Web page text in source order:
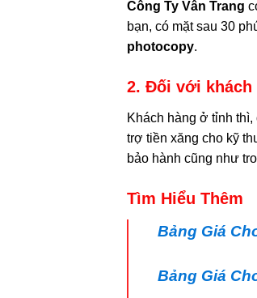
Công Ty Vân Trang
bạn, có mặt sau 30
photocopy.
2. Đối với khách
Khách hàng ở tỉnh
trợ tiền xăng cho kỹ
bảo hành cũng như
Tìm Hiểu Thêm
Bảng Giá
Bảng Giá